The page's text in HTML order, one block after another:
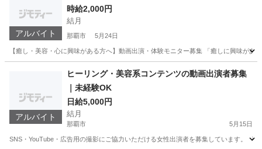
アルバイト
時給2,000円
結月
那覇市 5月24日
【癒し・美容・心に興味がある方へ】動画出演・体験モニター募集 「癒しに興味が
美容 ヒーリング
アルバイト
ヒーリング・美容系コンテンツの動画出演者募集
｜未経験OK
日給5,000円
結月
那覇市 5月15日
SNS・YouTube・広告用の撮影にご協力いただける女性出演者を募集しています。